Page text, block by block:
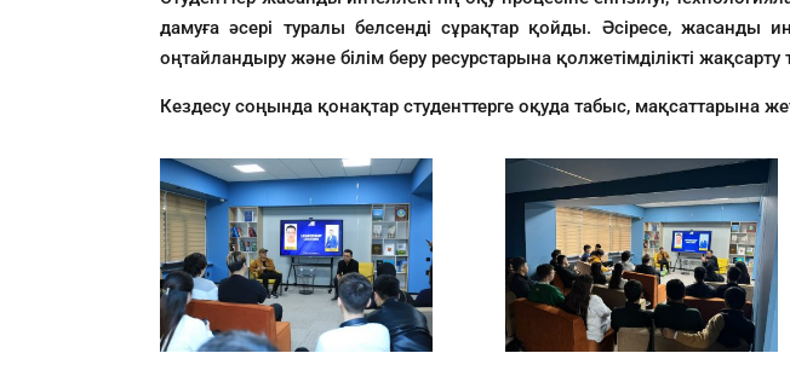
дамуға әсері туралы белсенді сұрақтар қойды. Әсіресе, жасанды
оңтайландыру және білім беру ресурстарына қолжетімділікті
Кездесу соңында қонақтар студенттерге оқуда табыс, мақсаттарына